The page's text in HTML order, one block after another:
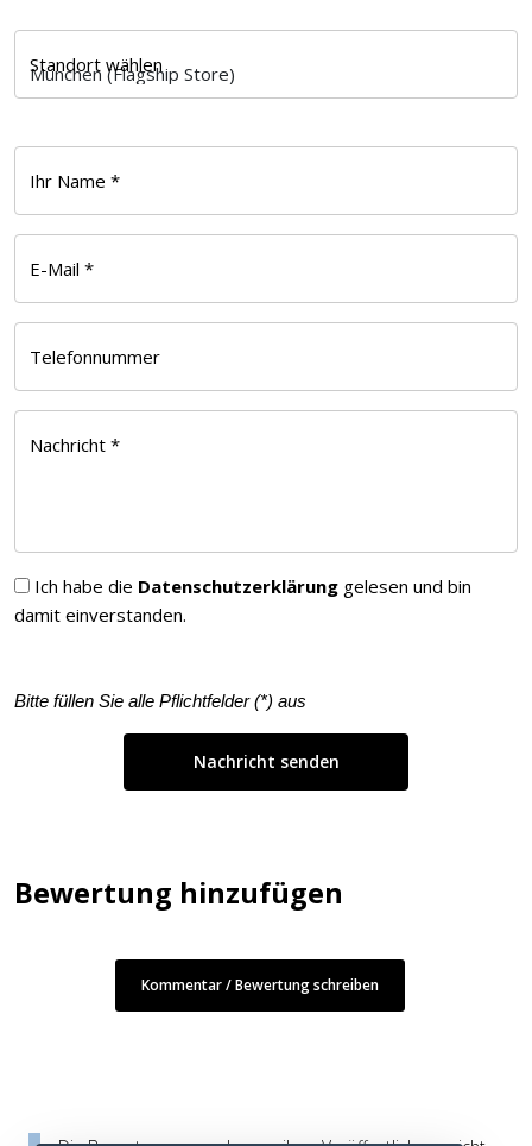
Standort wählen
Ihr Name *
E-Mail *
Telefonnummer
Nachricht *
Ich habe die Datenschutzerklärung gelesen und bin
damit einverstanden.
Bitte füllen Sie alle Pflichtfelder (*) aus
Bewertung hinzufügen
Kommentar / Bewertung schreiben